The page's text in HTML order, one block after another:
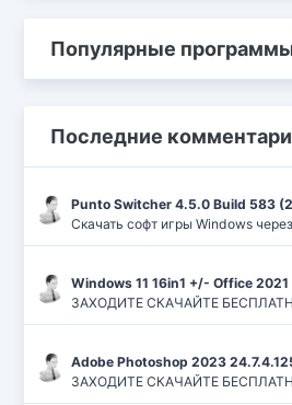
Популярные
Последние
Punto Switcher 4.5.0 Build 583
Скачать софт игры Windows
Windows 11 16in1 +/- Office 2021
ЗАХОДИТЕ СКАЧАЙТЕ
Adobe Photoshop 2023
ЗАХОДИТЕ СКАЧАЙТЕ